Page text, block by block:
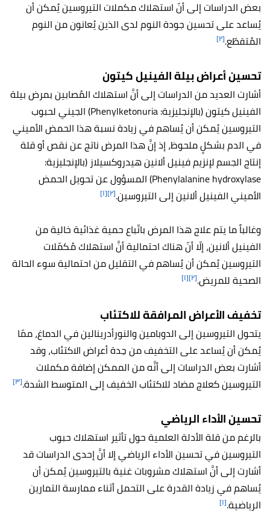
بعض الدراسات إلى أنّ استهلاك مكملات التيروسين يُمكن أن
يُساعد على تحسين جودة النوم لدى الذين يُعانون من النوم
المُتقطّع.[٢]
تحسين أعراض بيلة الفينيل كيتون
أشارت العديد من الدراسات إلى أنَّ استهلاك المُصابين بمرض بيلة
الفينيل كيتون (بالإنجليزية: Phenylketonuria) الجيني لحبوب
التيروسين يُمكن أن يُساهم في زيادة نسبة هذا الحمض الأميني
في الدم بشكلٍ ملحوظ، إذ إنَّ هذا المرض ناتج عن نقص أو قلة
إنتاج الجسم لإنزيم فينيل ألانين هيدروكسيلاز (بالإنجليزية:
Phenylalanine hydroxylase) المسؤول عن تحويل الحمض
الأميني الفينيل ألانين إلى التيروسين.[٢] [١]
وغالباً ما يتم علاج هذا المرض باتّباع حمية غذائية خالية من
الفينيل ألانين، إلّا أنّ هناك احتمالية أنَّ استهلاك مُكمّلات
التيروسين يُمكن أن يُساهم في التقليل من احتمالية سوء الحالة
الصحية للمريض.[٢] [١]
تخفيف الأعراض المرافقة للاكتئاب
يتحول التيروسين إلى الدوبامين والنورأدرينالين في الدماغ، ممّا
يُمكن أن يُساعد على التخفيف من حِدة أعراض الاكتئاب، وقد
أشارت بعض الدراسات إلى أنَّه من الممكن إضافة مكملات
التيروسين كعلاج مضاد للاكتئاب الخفيف إلى المتوسط الشدة.[٣]
تحسين الأداء الرياضي
بالرغم من قلة الأدلة العلمية حول تأثير استهلاك حبوب
التيروسين في تحسين الأداء الرياضي إلا أنَّ إحدى الدراسات قد
أشارت إلى أنَّ استهلاك مشروبات غنية بالتيروسين يُمكن أن
يُساهم في زيادة القدرة على التحمل أثناء ممارسة التمارين
الرياضية.[١]